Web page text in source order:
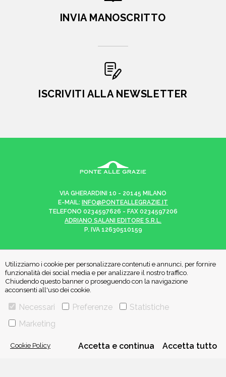
Utilizziamo i cookie per personalizzare contenuti e annunci, per fornire
funzionalità dei social media e per analizzare il nostro traffico.
Chiudendo questo banner o proseguendo con la navigazione
acconsenti all'uso dei cookie.
Necessari Preferenze
Statistiche
Marketing
Cookie Policy Accetta e continua Accetta tutto
INVIA MANOSCRITTO
ISCRIVITI ALLA NEWSLETTER
VIA GHERARDINI 10 - 20145 MILANO
E-MAIL:
INFO@PONTEALLEGRAZIE.IT
TELEFONO 0234597626 - FAX 0234597206
ADRIANO SALANI EDITORE S.R.L.
P. IVA 12630510159
CHI SIAMO CONTATTI
PRIVACY POLICY COOKIE POLICY